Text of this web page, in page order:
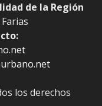
de la Región
los derechos